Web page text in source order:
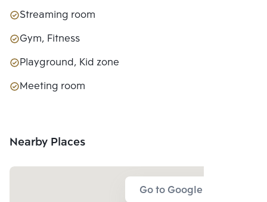
Streaming room
Gym, Fitness
Playground, Kid zone
Meeting room
Nearby Places
Go to Google Map